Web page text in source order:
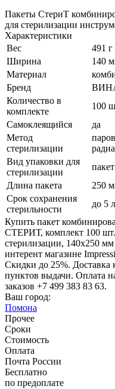
Пакеты СтериТ
для стерилизации
Характеристики
Вес
491 г
Ширина
140
Материал
Бренд
Количество в
комплекте
100
Самоклеящийся
да
Метод
стерилизации
Вид упаковки для
стерилизации
пакет
Длина пакета
250
Срок сохранения
стерильности
до 5
Купить пакет
СТЕРИТ, комплект 100
стерилизации, 140х250
интерент магазине
Скидки до 25%. Доставка
пунктов выдачи. Оплата
заказов +7 499 383 83 63.
Ваш город:
Помона
Прочее
Сроки
Стоимость
Оплата
Почта России
Бесплатно
по предоплате